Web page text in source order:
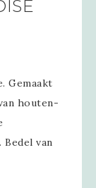
Gemaakt
houten-
van